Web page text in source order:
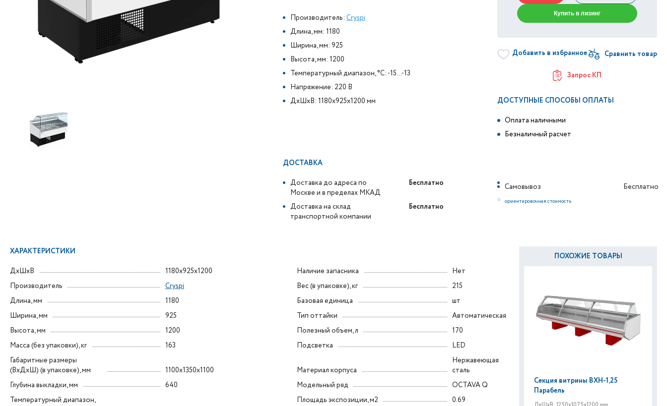
Производитель: Cryspi
Длина, мм: 1180
Ширина, мм: 925
Высота, мм: 1200
Температурный диапазон, °C: -15...-13
Напряжение: 220 В
ДxШxВ: 1180x925x1200 мм
Купить в лизинг
Добавить в избранное
Запрос КП
ДОСТУПНЫЕ СПОСОБЫ ОПЛАТЫ
Оплата наличными
Безналичный расчет
ДОСТАВКА
Доставка до адреса по
Москве и в пределах МКАД
Бесплатно
Доставка на склад
транспортной компании
Бесплатно
Самовывоз
Бесплатно
* ориентировочная стоимость
ХАРАКТЕРИСТИКИ
ДxШxВ
1180x925x1200
Производитель
Cryspi
Длина, мм
1180
Ширина, мм
925
Высота, мм
1200
Масса (без упаковки), кг
163
Габаритные размеры
(ВxДxШ) (в упаковке), мм
1100х1350х1100
Глубина выкладки, мм
640
Температурный диапазон,
Наличие запасника
Нет
Вес (в упаковке), кг
215
Базовая единица
шт
Тип оттайки
Автоматическая
Полезный объем, л
170
Подсветка
LED
Материал корпуса
Нержавеющая
сталь
Модельный ряд
OCTAVA Q
Площадь экспозиции, м2
0.69
ПОХОЖИЕ ТОВАРЫ
Секция витрины ВХН-1,25
Парабель